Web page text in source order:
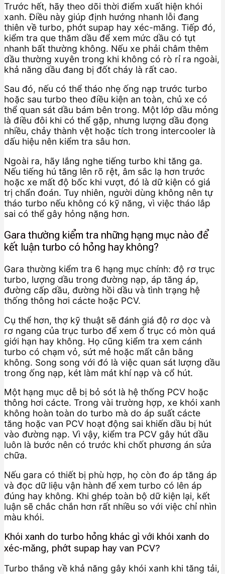
Trước hết, hãy theo dõi thời điểm xuất hiện khói
xanh. Điều này giúp định hướng nhanh lỗi đang
thiên về turbo, phớt supap hay xéc-măng. Tiếp đó,
kiểm tra que thăm dầu để xem mức dầu có tụt
nhanh bất thường không. Nếu xe phải châm thêm
dầu thường xuyên trong khi không có rò rỉ ra ngoài,
khả năng dầu đang bị đốt cháy là rất cao.
Sau đó, nếu có thể tháo nhẹ ống nạp trước turbo
hoặc sau turbo theo điều kiện an toàn, chủ xe có
thể quan sát dầu bám bên trong. Một lớp dầu mỏng
là điều đôi khi có thể gặp, nhưng lượng dầu đọng
nhiều, chảy thành vệt hoặc tích trong intercooler là
dấu hiệu nên kiểm tra sâu hơn.
Ngoài ra, hãy lắng nghe tiếng turbo khi tăng ga.
Nếu tiếng hú tăng lên rõ rệt, âm sắc lạ hơn trước
hoặc xe mất độ bốc khi vượt, đó là dữ kiện có giá
trị chẩn đoán. Tuy nhiên, người dùng không nên tự
tháo turbo nếu không có kỹ năng, vì việc tháo lắp
sai có thể gây hỏng nặng hơn.
Gara thường kiểm tra những hạng mục nào để
kết luận turbo có hỏng hay không?
Gara thường kiểm tra 6 hạng mục chính: độ rơ trục
turbo, lượng dầu trong đường nạp, áp tăng áp,
đường cấp dầu, đường hồi dầu và tình trạng hệ
thống thông hơi cácte hoặc PCV.
Cụ thể hơn, thợ kỹ thuật sẽ đánh giá độ rơ dọc và
rơ ngang của trục turbo để xem ổ trục có mòn quá
giới hạn hay không. Họ cũng kiểm tra xem cánh
turbo có chạm vỏ, sứt mẻ hoặc mất cân bằng
không. Song song với đó là việc quan sát lượng dầu
trong ống nạp, két làm mát khí nạp và cổ hút.
Một hạng mục dễ bị bỏ sót là hệ thống PCV hoặc
thông hơi cácte. Trong vài trường hợp, xe khói xanh
không hoàn toàn do turbo mà do áp suất cácte
tăng hoặc van PCV hoạt động sai khiến dầu bị hút
vào đường nạp. Vì vậy, kiểm tra PCV gây hút dầu
luôn là bước nên có trước khi chốt phương án sửa
chữa.
Nếu gara có thiết bị phù hợp, họ còn đo áp tăng áp
và đọc dữ liệu vận hành để xem turbo có lên áp
đúng hay không. Khi ghép toàn bộ dữ kiện lại, kết
luận sẽ chắc chắn hơn rất nhiều so với việc chỉ nhìn
màu khói.
Khói xanh do turbo hỏng khác gì với khói xanh do
xéc-măng, phớt supap hay van PCV?
Turbo thắng về khả năng gây khói xanh khi tăng tải,